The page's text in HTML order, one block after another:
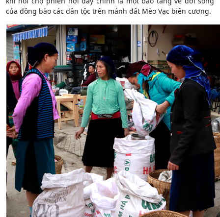
của đồng bào các dân tộc trên mảnh đất Mèo Vạc biên cương.